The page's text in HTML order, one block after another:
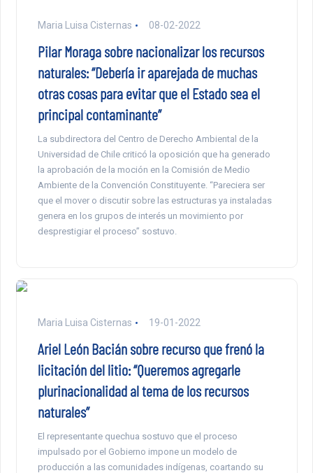
Maria Luisa Cisternas 08-02-2022
Pilar Moraga sobre nacionalizar los recursos
naturales: “Debería ir aparejada de muchas
otras cosas para evitar que el Estado sea el
principal contaminante”
La subdirectora del Centro de Derecho Ambiental de la
Universidad de Chile criticó la oposición que ha generado
la aprobación de la moción en la Comisión de Medio
Ambiente de la Convención Constituyente. “Pareciera ser
que el mover o discutir sobre las estructuras ya instaladas
genera en los grupos de interés un movimiento por
desprestigiar el proceso” sostuvo.
Maria Luisa Cisternas 19-01-2022
Ariel León Bacián sobre recurso que frenó la
licitación del litio: “Queremos agregarle
plurinacionalidad al tema de los recursos
naturales”
El representante quechua sostuvo que el proceso
impulsado por el Gobierno impone un modelo de
producción a las comunidades indígenas, coartando su